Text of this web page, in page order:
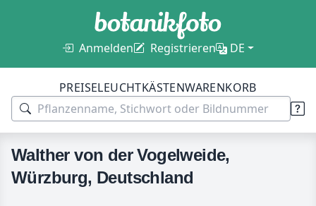
Anmelden Registrieren DE
PREISELEUCHTKÄSTENWARENKORB
Walther von der Vogelweide,
Würzburg, Deutschland